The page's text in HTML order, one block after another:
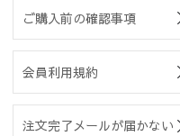
ご購入前の確認事項
会員利用規約
注文完了メールが届かない